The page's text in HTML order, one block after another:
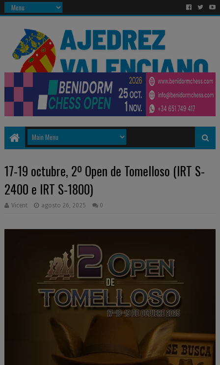
17-19 octubre, 2º Open de Tomelloso (IRT S-
2400 e IRT S-1800)
Vicent agosto 26, 2025 0